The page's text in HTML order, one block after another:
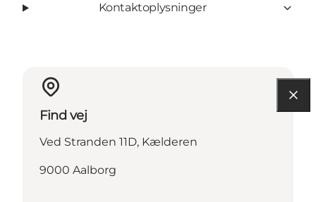
Kontaktoplysninger
Find vej
Ved Stranden 11D, Kælderen
9000 Aalborg